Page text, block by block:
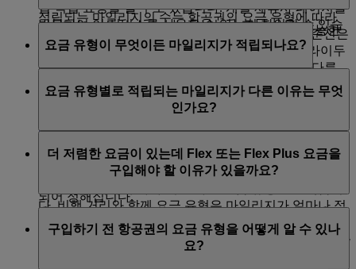
접 적립 요청을 할 수도 있습니다. 개별 제휴사 페이지를
방문하여 이 서비스를 사용할 수 있는지 확인할 수 있습
니다.
*실시간 채팅은 현재 영어로만 제공됩니다.
적립되는 마일리지의 수는 항공권의 요금 유형에 따라
다릅니다. 기본 Skywards 마일리지를 계산하는 기준선은
에미레이트 항공편의 경우 이코노미 Flex Plus, 플라이두
바이 항공편의 경우 이코노미 Flex입니다. 그래서 다른
요금 유형은 마일리지가 더 많이 또는 더 적게 적립됩니
다.
마일리지 계산기를 이용하면 에미레이트 항공권에 적립
될 마일리지의 총량을 확인할 수 있습니다. 총 마일리지
는 출발지와 도착지에 따른 기본 마일리지에, 다양한 객
실 클래스 및 등급 보너스에 제공되는 마일리지가 합산
되어 정해집니다.
*보너스 마일리지는 회원이 프리미엄 객실(비즈니스 클래스 및 퍼스
트 클래스)로 여행할 때 및/또는 회원 등급이 실버, 골드, 플래티넘이기
요금은 항공권 결제 가격입니다. 객실마다 선택 가능한
요금 유형이 다릅니다.
이코노미 및 비즈니스 클래스: Special, Saver, Flex
퍼스트 클래스: Flex 또는 Flex Plus
비즈니스 클래스: 비즈니스
요금 유형이 무엇이든 마일리지가 적립되나요?
마일리지와 등급 마일리지가 적립됩니다. 적립되는 마일
리지의 수는 요금 유형에 따라 다릅니다. 마일리지 얼마
요금 유형별로 적립되는 마일리지가 다른 이유는 무엇
인가요?
요금을 지불하신 것은 아닙니다. 이에 따라 비행 거리와
요금 종류에 따라 적립되는 마일리지를 계산합니다. 승
다. 비행 거리와 함께 요금 유형은 마일리지가 얼마나 적
립되는지 결정하는 요인으로, 여정에 비용을 추가로 지
불하기로 선택하시면 이를 당사가 더 인정해드리게 됩니
더 저렴한 요금이 있는데 Flex 또는 Flex Plus 요금을
구입해야 할 이유가 있을까요?
및 Flex Plus 요금을 선택하면 다음과 같은 추가 혜택이
구입하기 전 항공권의 요금 유형을 어떻게 알 수 있나
요?